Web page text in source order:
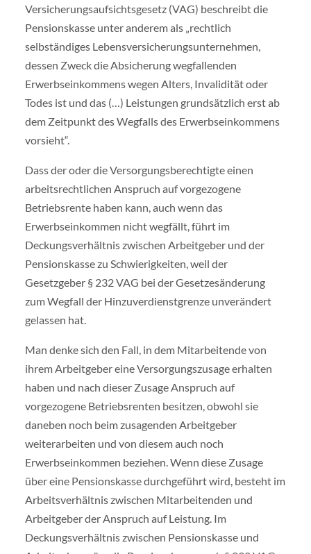
Versicherungsaufsichtsgesetz (VAG) beschreibt die
Pensionskasse unter anderem als „rechtlich
selbständiges Lebensversicherungsunternehmen,
dessen Zweck die Absicherung wegfallenden
Erwerbseinkommens wegen Alters, Invalidität oder
Todes ist und das (…) Leistungen grundsätzlich erst ab
dem Zeitpunkt des Wegfalls des Erwerbseinkommens
vorsieht“.
Dass der oder die Versorgungsberechtigte einen
arbeitsrechtlichen Anspruch auf vorgezogene
Betriebsrente haben kann, auch wenn das
Erwerbseinkommen nicht wegfällt, führt im
Deckungsverhältnis zwischen Arbeitgeber und der
Pensionskasse zu Schwierigkeiten, weil der
Gesetzgeber § 232 VAG bei der Gesetzesänderung
zum Wegfall der Hinzuverdienstgrenze unverändert
gelassen hat.
Man denke sich den Fall, in dem Mitarbeitende von
ihrem Arbeitgeber eine Versorgungszusage erhalten
haben und nach dieser Zusage Anspruch auf
vorgezogene Betriebsrenten besitzen, obwohl sie
daneben noch beim zusagenden Arbeitgeber
weiterarbeiten und von diesem auch noch
Erwerbseinkommen beziehen. Wenn diese Zusage
über eine Pensionskasse durchgeführt wird, besteht im
Arbeitsverhältnis zwischen Mitarbeitenden und
Arbeitgeber der Anspruch auf Leistung. Im
Deckungsverhältnis zwischen Pensionskasse und